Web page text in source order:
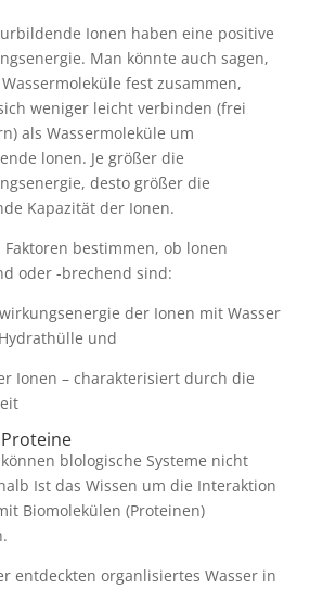
Ionen haben eine positive
Man könnte auch sagen,
fest zusammen,
weniger leicht verbinden (frei
als Wassermoleküle um
lonen. Je größer die
desto größer die
Kapazität der Ionen.
Faktoren bestimmen, ob lonen
oder -brechend sind:
der Ionen mit Wasser
und
Ionen – charakterisiert durch die
blologische Systeme nicht
Ist das Wissen um die Interaktion
Biomolekülen (Proteinen)
entdeckten organlisiertes Wasser in